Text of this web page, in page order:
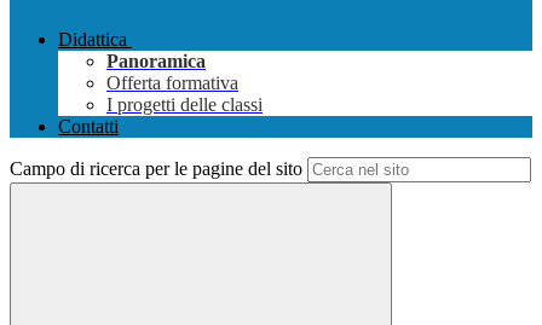
Didattica
Panoramica
Offerta formativa
I progetti delle classi
Contatti
Campo di ricerca per le pagine del sito